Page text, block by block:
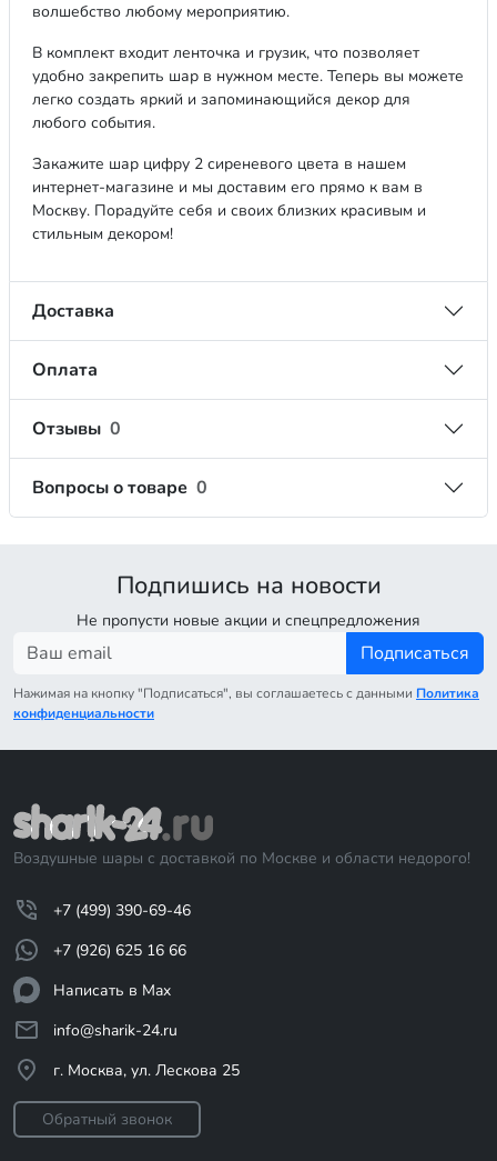
волшебство любому мероприятию.
В комплект входит ленточка и грузик, что позволяет
удобно закрепить шар в нужном месте. Теперь вы можете
легко создать яркий и запоминающийся декор для
любого события.
Закажите шар цифру 2 сиреневого цвета в нашем
интернет-магазине и мы доставим его прямо к вам в
Москву. Порадуйте себя и своих близких красивым и
стильным декором!
Доставка
Оплата
Отзывы 0
Вопросы о товаре 0
Подпишись на новости
Не пропусти новые акции и спецпредложения
Подписаться
Нажимая на кнопку "Подписаться", вы соглашаетесь с данными Политика
конфиденциальности
Воздушные шары с доставкой по Москве и области недорого!
+7 (499) 390-69-46
+7 (926) 625 16 66
Написать в Max
info@sharik-24.ru
г. Москва, ул. Лескова 25
Обратный звонок